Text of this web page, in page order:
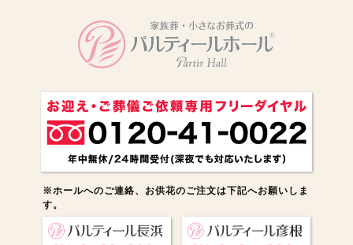
※ホールへのご連絡、お供花のご注文は下記へお願いしま
す。